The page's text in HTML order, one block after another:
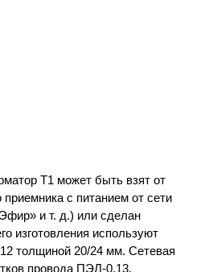
Т1 может быть взят от
приемника с питанием от сети
и т. д.) или сделан
изготовления используют
толщиной 20/24 мм. Сетевая
провода ПЭЛ-0,13.